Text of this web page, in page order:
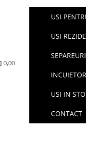
0,00
USI
USI
USI IN
CONTACT